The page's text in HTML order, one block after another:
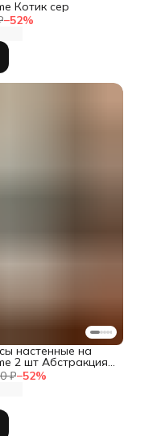
−52%
Котик сер
₽−52%
настенные на
2 шт Абстракция
3040